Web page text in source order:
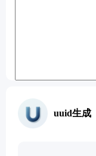
开发工具uuid生成